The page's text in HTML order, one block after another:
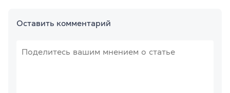
Оставить комментарий